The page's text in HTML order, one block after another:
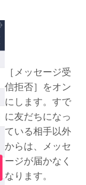
［メッセージ受
信拒否］をオン
にします。すで
に友だちになっ
ている相手以外
からは、メッセ
ージが届かなく
なります。